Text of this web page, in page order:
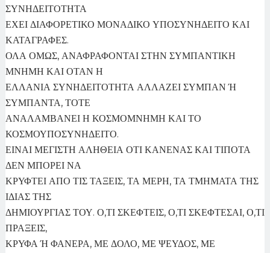
ΣΥΝΗΔΕΙΤΟΤΗΤΑ
ΕΧΕΙ ΔΙΑΦΟΡΕΤΙΚΟ ΜΟΝΑΔΙΚΟ ΥΠΟΣΥΝΗΔΕΙΤΟ ΚΑΙ
ΚΑΤΑΓΡΑΦΕΣ.
ΟΛΑ ΟΜΩΣ, ΑΝΑΦΡΑΦΟΝΤΑΙ ΣΤΗΝ ΣΥΜΠΑΝΤΙΚΗ
ΜΝΗΜΗ ΚΑΙ ΟΤΑΝ Η
ΕΛΛΑΝΙΑ ΣΥΝΗΔΕΙΤΟΤΗΤΑ ΑΛΛΑΖΕΙ ΣΥΜΠΑΝ Ή
ΣΥΜΠΑΝΤΑ, ΤΟΤΕ
ΑΝΑΛΑΜΒΑΝΕΙ Η ΚΟΣΜΟΜΝΗΜΗ ΚΑΙ ΤΟ
ΚΟΣΜΟΥΠΟΣΥΝΗΔΕΙΤΟ.
ΕΙΝΑΙ ΜΕΓΙΣΤΗ ΑΛΗΘΕΙΑ ΟΤΙ ΚΑΝΕΝΑΣ ΚΑΙ ΤΙΠΟΤΑ
ΔΕΝ ΜΠΟΡΕΙ ΝΑ
ΚΡΥΦΤΕΙ ΑΠΟ ΤΙΣ ΤΑΞΕΙΣ, ΤΑ ΜΕΡΗ, ΤΑ ΤΜΗΜΑΤΑ ΤΗΣ
ΙΔΙΑΣ ΤΗΣ
ΔΗΜΙΟΥΡΓΙΑΣ ΤΟΥ. Ο,ΤΙ ΣΚΕΦΤΕΙΣ, Ο,ΤΙ ΣΚΕΦΤΕΣΑΙ, Ο,ΤΙ
ΠΡΑΞΕΙΣ,
ΚΡΥΦΑ Ή ΦΑΝΕΡΑ, ΜΕ ΔΟΛΟ, ΜΕ ΨΕΥΔΟΣ, ΜΕ